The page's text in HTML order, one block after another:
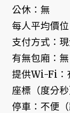
公休：無
每人平均價
支付方式：
有無包廂：無
提供Wi-Fi：
座標（度分
停車：不便（